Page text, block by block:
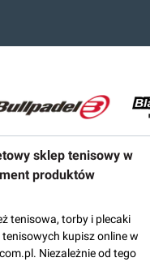
sklep tenisowy w
produktów
tenisowa, torby i plecaki
kupisz online w
Niezależnie od tego